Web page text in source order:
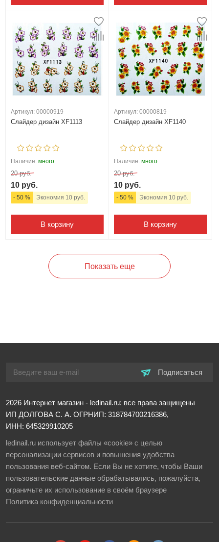
Артикул: 00000919
Слайдер дизайн XF1113
Наличие: много
20 руб.
10 руб.
- 50 % Экономия 10 руб.
В корзину
Артикул: 00000819
Слайдер дизайн XF1140
Наличие: много
20 руб.
10 руб.
- 50 % Экономия 10 руб.
В корзину
Показать еще
Подписаться
2026 Интернет магазин - ledinail.ru: все права защищены
ИП ДОЛГОВА С. А. ОГРНИП: 318784700216386,
ИНН: 645329910205
ledinail.ru использует файлы «cookie» с целью
персонализации сервисов и повышения удобства
пользования веб-сайтом. Если Вы не хотите, чтобы Ваши
пользовательские данные обрабатывались, пожалуйста,
ограничьте их использование в своём браузере
Политика конфиденциальности